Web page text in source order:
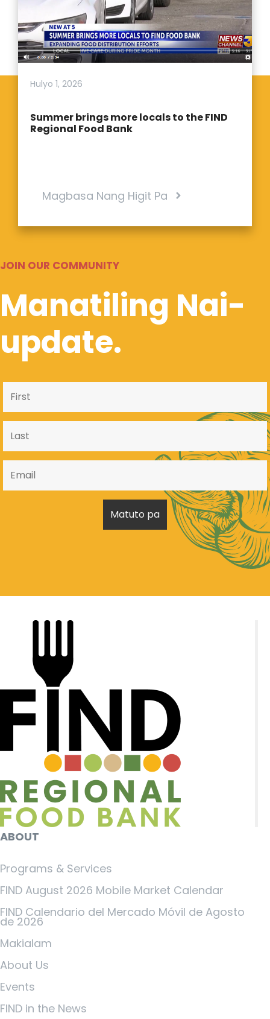
Hulyo 1, 2026
Summer brings more locals to the FIND
Regional Food Bank
Magbasa Nang Higit Pa
JOIN OUR COMMUNITY
Manatiling Nai-
update.
ABOUT
Programs & Services
FIND August 2026 Mobile Market Calendar
FIND Calendario del Mercado Móvil de Agosto
de 2026
Makialam
About Us
Events
FIND in the News